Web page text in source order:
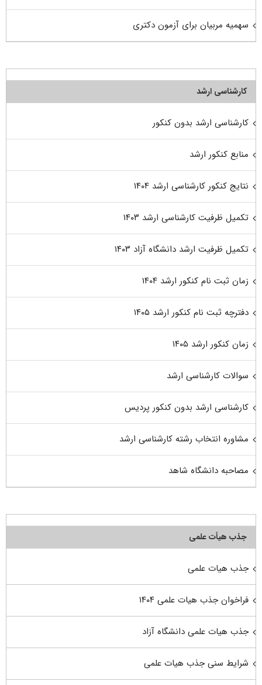
سهمیه مربیان برای آزمون دکتری
کارشناسی ارشد
کارشناسی ارشد بدون کنکور
منابع کنکور ارشد
نتایج کنکور کارشناسی ارشد ۱۴۰۴
تکمیل ظرفیت کارشناسی ارشد ۱۴۰۳
تکمیل ظرفیت ارشد دانشگاه آزاد ۱۴۰۳
زمان ثبت نام کنکور ارشد ۱۴۰۴
دفترچه ثبت نام کنکور ارشد ۱۴۰۵
زمان کنکور ارشد ۱۴۰۵
سوالات کارشناسی ارشد
کارشناسی ارشد بدون کنکور پردیس
مشاوره انتخاب رشته کارشناسی ارشد
مصاحبه دانشگاه شاهد
جذب هیأت علمی
جذب هیات علمی
فراخوان جذب هیات علمی ۱۴۰۴
جذب هیات علمی دانشگاه آزاد
شرایط سنی جذب هیات علمی